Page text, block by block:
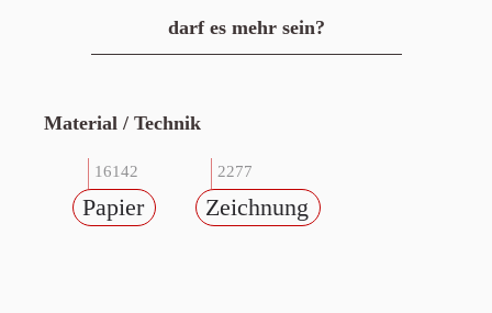
darf es mehr sein?
Material / Technik
16142
Papier
2277
Zeichnung